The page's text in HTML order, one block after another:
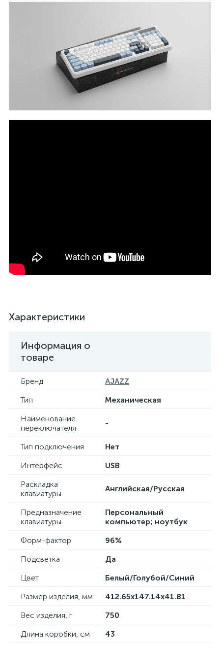
Характеристики
Информация о
товаре
Бренд
AJAZZ
Тип
Механическая
Наименование
переключателя
-
Тип подключения
Нет
Интерфейс
USB
Раскладка
клавиатуры
Английская/Русская
Предназначение
клавиатуры
Персональный
компьютер; ноутбук
Форм-фактор
96%
Подсветка
Да
Цвет
Белый/Голубой/Синий
Размер изделия, мм
412.65x147.14x41.81
Вес изделия, г
750
Длина коробки, см
43